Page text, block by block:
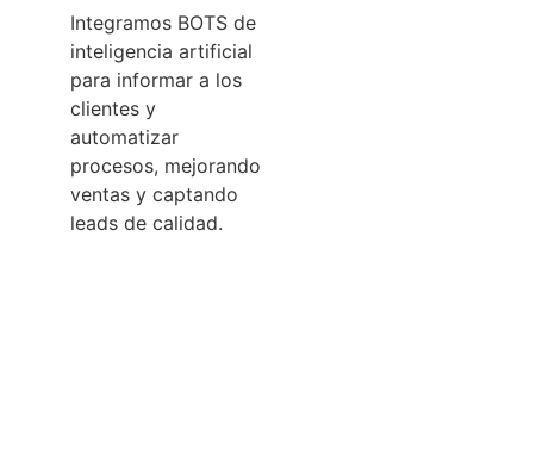
Integramos BOTS de
inteligencia artificial
para informar a los
clientes y
automatizar
procesos, mejorando
ventas y captando
leads de calidad.